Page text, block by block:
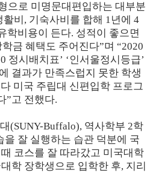
으로 미명문대편입하는 대부분
비, 기숙사비를 합해 1년에 4
학비용이 든다. 성적이 좋으면
금 혜택도 주어진다”며 “2020
정시배치표’ ‘인서울정시등급’
결과가 만족스럽지 못한 학생
미국 주립대 신편입학 프로그
”고 전했다.
(SUNY-Buffalo), 역사학부 2학
을 잘 실행하는 습관 덕분에 국
코스를 잘 따라갔고 미국대학
학 장학생으로 입학한 후, 지리